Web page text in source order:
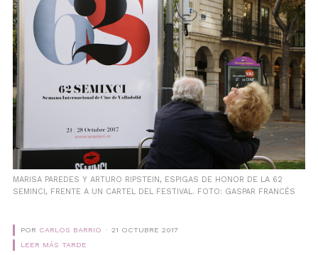
MARISA PAREDES Y ARTURO RIPSTEIN, ESPIGAS DE HONOR DE LA 62
SEMINCI, FRENTE A UN CARTEL DEL FESTIVAL. FOTO: GASPAR FRANCÉS
POR CARLOS BARRIO
21 OCTUBRE 2017
LEER MÁS TARDE